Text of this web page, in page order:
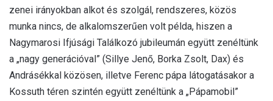
zenei irányokban alkot és szolgál, rendszeres, közös
munka nincs, de alkalomszerűen volt példa, hiszen a
Nagymarosi Ifjúsági Találkozó jubileumán együtt zenéltünk
a „nagy generációval” (Sillye Jenő, Borka Zsolt, Dax) és
Andrásékkal közösen, illetve Ferenc pápa látogatásakor a
Kossuth téren szintén együtt zenéltünk a „Pápamobil”